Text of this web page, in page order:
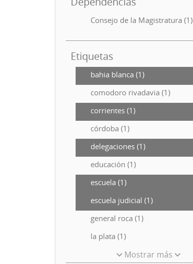
Consejo de la Magistratura (1)
Etiquetas
bahia blanca (1)
comodoro rivadavia (1)
corrientes (1)
córdoba (1)
delegaciones (1)
educación (1)
escuela (1)
escuela judicial (1)
general roca (1)
la plata (1)
Mostrar más